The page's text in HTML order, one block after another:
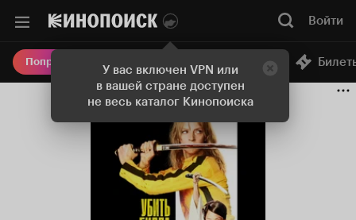
У вас включен VPN или
в вашей стране доступен
не весь каталог Кинопоиска
Войти
Попробовать Плюс Онлайн-кинотеатр